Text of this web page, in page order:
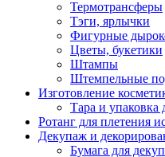
Термотрансферы
Тэги, ярлычки
Фигурные
Цветы, букетики
Штампы
Штемпельные
Изготовление
Тара и упаковка
Ротанг для плетения
Декупаж и
Бумага для